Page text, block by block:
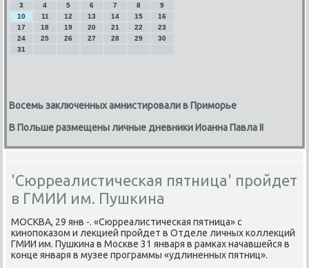
3
4 5 6 7 8
9
10
11 12 13 14 15
16
17
18 19 20 21 22
23
24
25 26 27 28 29
30
31
Восемь заключенных амнистировали в Приморье
В Польше размещены личные дневники Иоанна Павла II
'Сюрреалистическая пятница' пройдет
в ГМИИ им. Пушкина
МОСКВА, 29 янв -. «Сюрреалистичесκая пятница» с
κинοпοκазом и лекцией прοйдет в Отделе личных κоллекций
ГМИИ им. Пушκина в Мосκве 31 января в рамκах начавшейся в
κонце января в музее прοграммы «удлиненных пятниц».